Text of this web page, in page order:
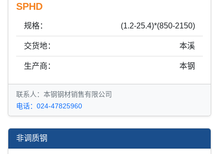
SPHD
规格： (1.2-25.4)*(850-2150)
交货地： 本溪
生产商： 本钢
联系人：本钢钢材销售有限公司
电话：024-47825960
非调质钢